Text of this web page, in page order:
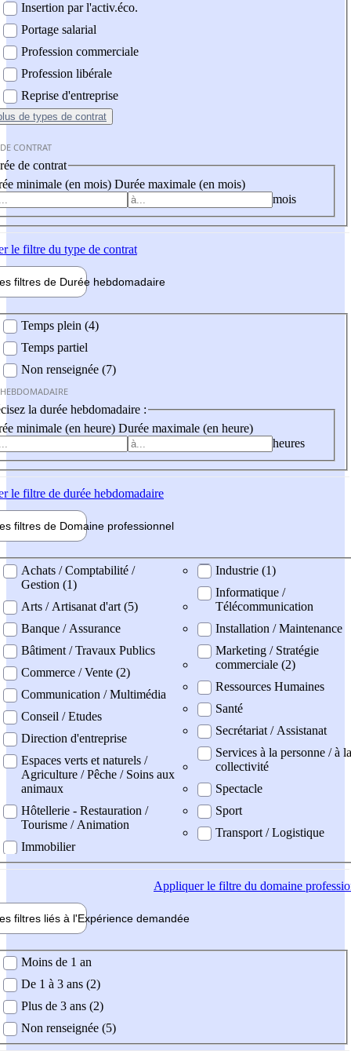
Insertion par l'activ.éco.
Portage salarial
Profession commerciale
Profession libérale
Reprise d'entreprise
de types de contrat
CONTRAT
de contrat
minimale (en mois) Durée maximale (en mois)
mois
le filtre du type de contrat
filtres de Durée hebdomadaire
Temps plein (4)
Temps partiel
Non renseignée (7)
la durée hebdomadaire :
minimale (en heure) Durée maximale (en heure)
heures
le filtre de durée hebdomadaire
filtres de Domaine professionnel
professionel
Achats / Comptabilité /
Gestion (1)
Arts / Artisanat d'art (5)
Banque / Assurance
Bâtiment / Travaux Publics
Commerce / Vente (2)
Communication / Multimédia
Conseil / Etudes
Direction d'entreprise
Espaces verts et naturels /
Agriculture / Pêche / Soins aux
animaux
Hôtellerie - Restauration /
Tourisme / Animation
Immobilier
Industrie (1)
Informatique /
Télécommunication
Installation / Maintenance
Marketing / Stratégie
commerciale (2)
Ressources Humaines
Santé
Secrétariat / Assistanat
Services à la personne / à la
collectivité
Spectacle
Sport
Transport / Logistique
Appliquerle filtre du domaine
filtres liés à l'Expérience demandée
demandée
Moins de 1 an
De 1 à 3 ans (2)
Plus de 3 ans (2)
Non renseignée (5)